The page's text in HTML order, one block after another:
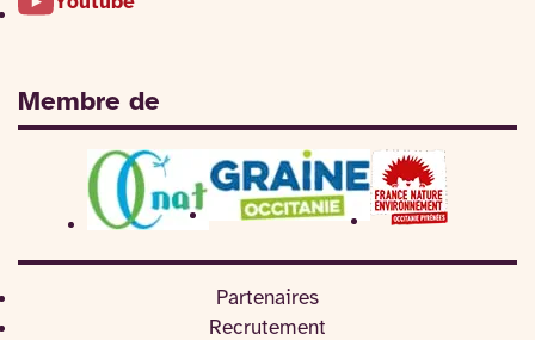
Membre de
Partenaires
Recrutement